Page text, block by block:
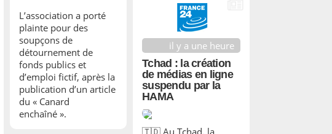
L’association a porté
plainte pour des
soupçons de
détournement de
fonds publics et
d’emploi fictif, après la
publication d’un article
du « Canard
enchaîné ».
il y a une heure
Tchad : la création
de médias en ligne
suspendu par la
HAMA
🇹🇩 Au Tchad, la